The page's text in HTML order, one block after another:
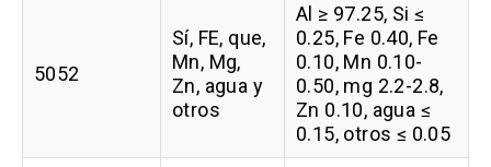
5052
Sí, FE, que,
Mn, Mg,
Zn, agua y
otros
Al ≥ 97.25, Si ≤
0.25, Fe 0.40, Fe
0.10, Mn 0.10-
0.50, mg 2.2-2.8,
Zn 0.10, agua ≤
0.15, otros ≤ 0.05